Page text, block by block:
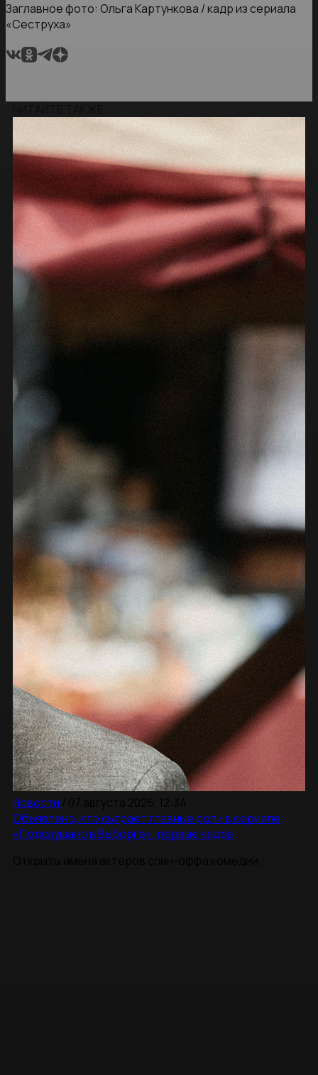
Заглавное фото: Ольга Картункова / кадр из сериала
«Сеструха»
Новости
Объявлено, кто сыграет главные роли в сериале
«Подслушано в Выборге»: первые кадры